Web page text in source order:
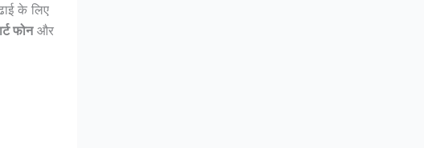
के लिए
फोनऔर